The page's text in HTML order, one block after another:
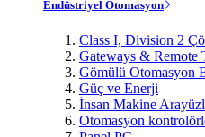
Endüstriyel Otomasyon
Class I, Division 2
Gateways & Remote
Gömülü Otomasyon
Güç ve Enerji
İnsan Makine
Otomasyon